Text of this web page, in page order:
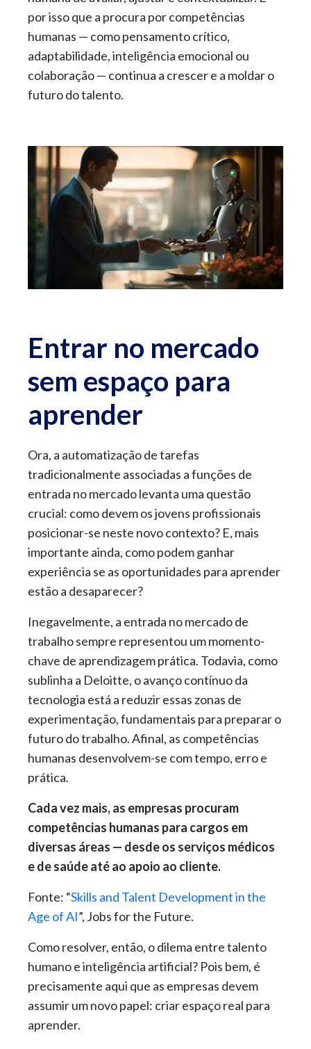
por isso que a procura por competências
humanas — como pensamento crítico,
adaptabilidade, inteligência emocional ou
colaboração — continua a crescer e a moldar o
futuro do talento.
Entrar no mercado
sem espaço para
aprender
Ora, a automatização de tarefas
tradicionalmente associadas a funções de
entrada no mercado levanta uma questão
crucial: como devem os jovens profissionais
posicionar-se neste novo contexto? E, mais
importante ainda, como podem ganhar
experiência se as oportunidades para aprender
estão a desaparecer?
Inegavelmente, a entrada no mercado de
trabalho sempre representou um momento-
chave de aprendizagem prática. Todavia, como
sublinha a Deloitte, o avanço contínuo da
tecnologia está a reduzir essas zonas de
experimentação, fundamentais para preparar o
futuro do trabalho. Afinal, as competências
humanas desenvolvem-se com tempo, erro e
prática.
Cada vez mais, as empresas procuram
competências humanas para cargos em
diversas áreas — desde os serviços médicos
e de saúde até ao apoio ao cliente.
Fonte: “Skills and Talent Development in the
Age of AI”, Jobs for the Future.
Como resolver, então, o dilema entre talento
humano e inteligência artificial? Pois bem, é
precisamente aqui que as empresas devem
assumir um novo papel: criar espaço real para
aprender.